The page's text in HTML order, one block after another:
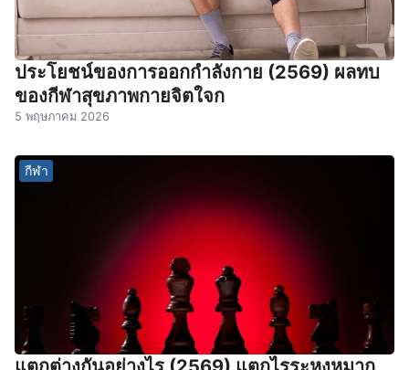
ประโยชน์ของการออกกําลังกาย (2569) ผลทบ
ของกีฬาสุขภาพกายจิตใจก
5 พฤษภาคม 2026
กีฬา